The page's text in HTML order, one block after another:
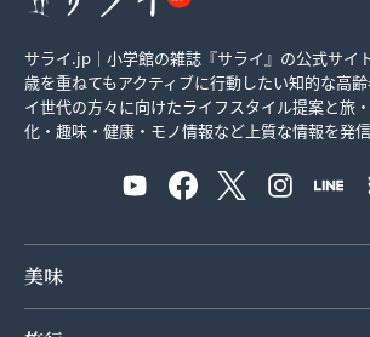
サライ.jp｜小学館の雑誌『サライ』の公式サイト
歳を重ねてもアクティブに行動したい知的な高
イ世代の方々に向けたライフスタイル提案と旅
化・趣味・健康・モノ情報など上質な情報を発信
美味